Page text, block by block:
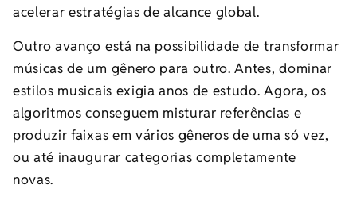
acelerar estratégias de alcance global.
Outro avanço está na possibilidade de transformar
músicas de um gênero para outro. Antes, dominar
estilos musicais exigia anos de estudo. Agora, os
algoritmos conseguem misturar referências e
produzir faixas em vários gêneros de uma só vez,
ou até inaugurar categorias completamente
novas.